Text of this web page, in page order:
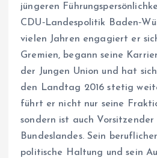
jüngeren
CDU‑Landespolitik
vielen Jahren engagiert er
Gremien, begann seine
der Jungen Union und hat
den Landtag 2016 stetig
führt er nicht nur seine
sondern ist auch Vorsitzender
Bundeslandes. Sein
politische Haltung und sein